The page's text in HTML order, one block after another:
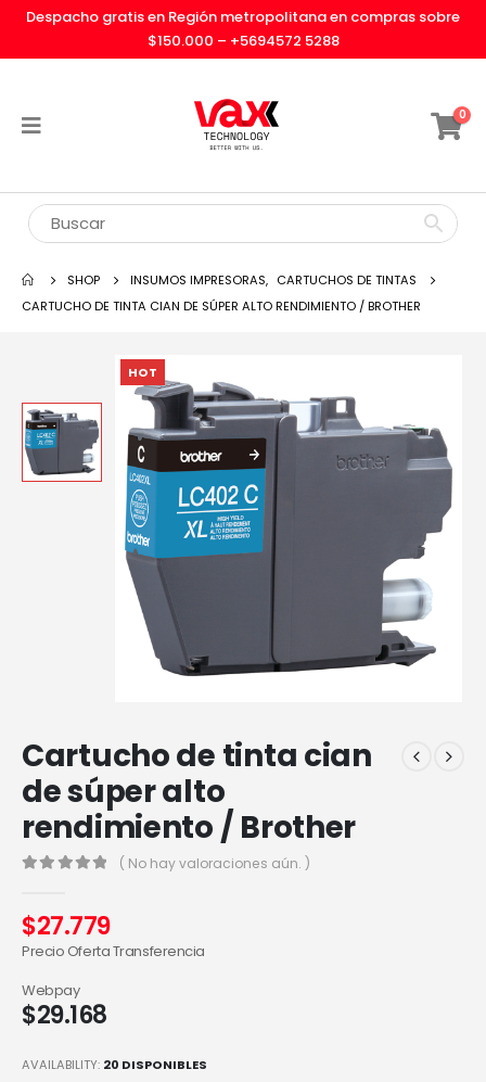
Despacho gratis en Región metropolitana en compras sobre
$150.000 – +5694572 5288
0
SHOP INSUMOS IMPRESORAS, CARTUCHOS DE TINTAS
CARTUCHO DE TINTA CIAN DE SÚPER ALTO RENDIMIENTO / BROTHER
HOT
Cartucho de tinta cian
de súper alto
rendimiento / Brother
( No hay valoraciones aún. )
$27.779
Precio Oferta Transferencia
$29.168
Webpay
AVAILABILITY: 20 DISPONIBLES